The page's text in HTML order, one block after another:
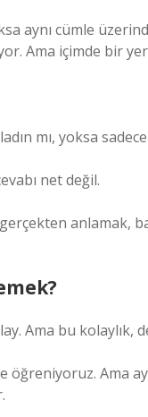
aynı cümle
Ama içimde bir
mı, yoksa
net değil.
anlamak,
Ama bu kolaylık,
Ama